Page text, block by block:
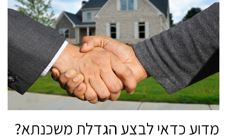
מדוע כדאי לבצע הגדלת משכנתא?